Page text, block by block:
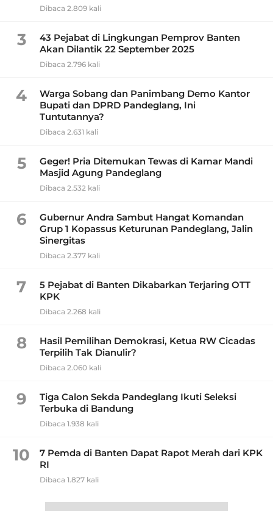
Dibaca 2.809 kali
3
43 Pejabat di Lingkungan Pemprov Banten
Akan Dilantik 22 September 2025
Dibaca 2.796 kali
4
Warga Sobang dan Panimbang Demo Kantor
Bupati dan DPRD Pandeglang, Ini
Tuntutannya?
Dibaca 2.631 kali
5
Geger! Pria Ditemukan Tewas di Kamar Mandi
Masjid Agung Pandeglang
Dibaca 2.532 kali
6
Gubernur Andra Sambut Hangat Komandan
Grup 1 Kopassus Keturunan Pandeglang, Jalin
Sinergitas
Dibaca 2.377 kali
7
5 Pejabat di Banten Dikabarkan Terjaring OTT
KPK
Dibaca 2.268 kali
8
Hasil Pemilihan Demokrasi, Ketua RW Cicadas
Terpilih Tak Dianulir?
Dibaca 2.060 kali
9
Tiga Calon Sekda Pandeglang Ikuti Seleksi
Terbuka di Bandung
Dibaca 1.938 kali
10
7 Pemda di Banten Dapat Rapot Merah dari KPK
RI
Dibaca 1.827 kali